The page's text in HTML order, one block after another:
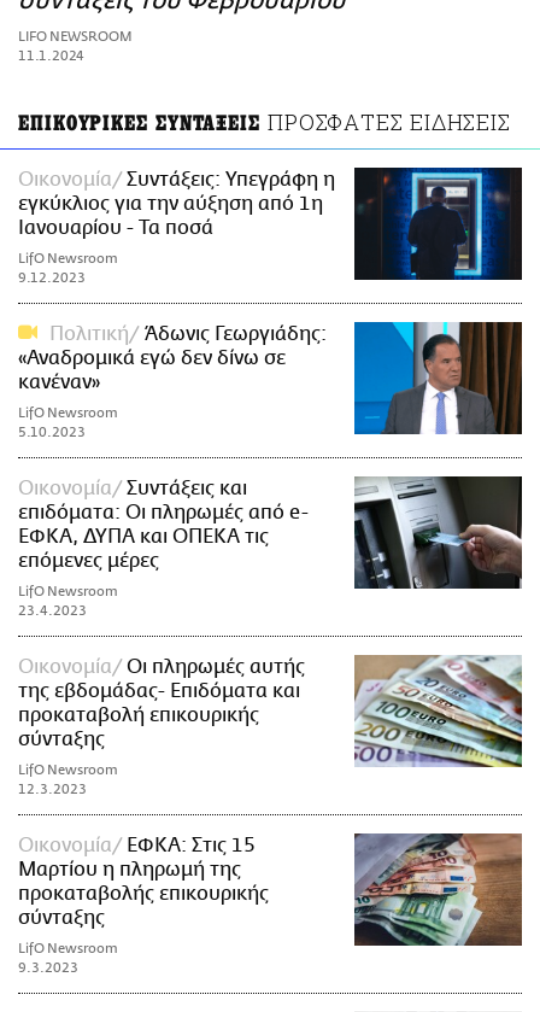
ΑΜΠΑ
PRINT
LIFO NEWSROOM
11.1.2024
ΕΠΙΚΟΥΡΙΚΕΣ ΣΥΝΤΑΞΕΙΣ ΠΡΟΣΦΑΤΕΣ ΕΙΔΗΣΕΙΣ
Οικονομία
Συντάξεις: Υπεγράφη η
εγκύκλιος για την αύξηση από 1η
Ιανουαρίου - Τα ποσά
LifO Newsroom
9.12.2023
Πολιτική
Άδωνις Γεωργιάδης:
«Αναδρομικά εγώ δεν δίνω σε
κανέναν»
LifO Newsroom
5.10.2023
Οικονομία
Συντάξεις και
επιδόματα: Οι πληρωμές από e-
ΕΦΚΑ, ΔΥΠΑ και ΟΠΕΚΑ τις
επόμενες μέρες
LifO Newsroom
23.4.2023
Οικονομία
Οι πληρωμές αυτής
της εβδομάδας- Επιδόματα και
προκαταβολή επικουρικής
σύνταξης
LifO Newsroom
12.3.2023
Οικονομία
ΕΦΚΑ: Στις 15
Μαρτίου η πληρωμή της
προκαταβολής επικουρικής
σύνταξης
LifO Newsroom
9.3.2023